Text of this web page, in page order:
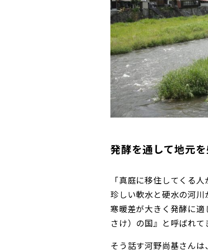
発酵を通して地元
「真庭に移住してくる
珍しい軟水と硬水の河川
寒暖差が大きく発酵に
さけ）の国』と呼ばれて
そう話す河野尚基さん